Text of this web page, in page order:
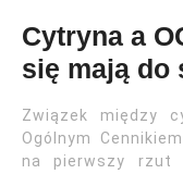
Cytryna a
się mają do
Związek między
Ogólnym
na pierwszy rzut